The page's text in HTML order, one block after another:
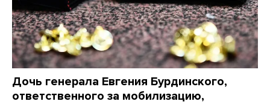
Дочь генерала Евгения Бурдинского,
ответственного за мобилизацию,